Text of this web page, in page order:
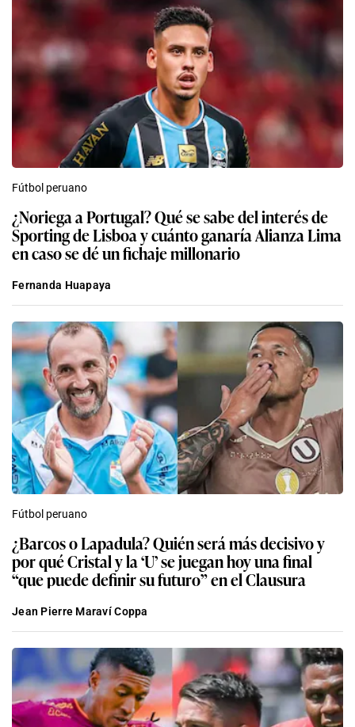
Fútbol peruano
¿Noriega a Portugal? Qué se sabe del interés de
Sporting de Lisboa y cuánto ganaría Alianza Lima
en caso se dé un fichaje millonario
Fernanda Huapaya
Fútbol peruano
¿Barcos o Lapadula? Quién será más decisivo y
por qué Cristal y la ‘U’ se juegan hoy una final
“que puede definir su futuro” en el Clausura
Jean Pierre Maraví Coppa